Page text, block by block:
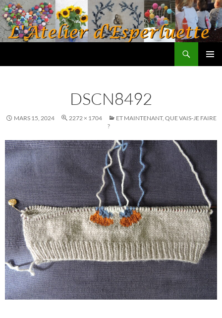
Aller
au
contenu
DSCN8492
MARS 15, 2024 2272 × 1704
ET MAINTENANT, QUE VAIS-JE FAIRE
?